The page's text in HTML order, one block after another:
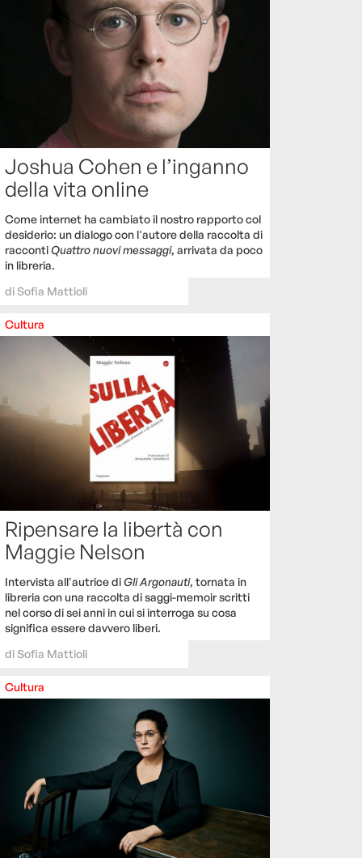
Joshua Cohen e l’inganno
della vita online
Come internet ha cambiato il nostro rapporto col
desiderio: un dialogo con l'autore della raccolta di
raccontiQuattro nuovi messaggi, arrivata da poco
in libreria.
diSofia Mattioli
Cultura
Ripensare la libertà con
Maggie Nelson
Intervista all'autrice diGli Argonauti, tornata in
libreria con una raccolta di saggi-memoir scritti
nel corso di sei anni in cui si interroga su cosa
significa essere davvero liberi.
diSofia Mattioli
Cultura